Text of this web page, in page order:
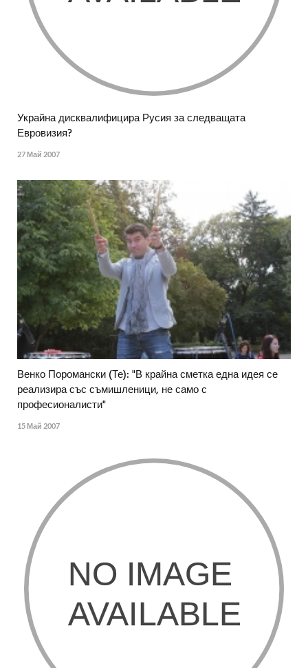
Украйна дисквалифицира Русия за следващата
Евровизия?
27 Май 2007
Венко Поромански (Те): "В крайна сметка една идея се
реализира със съмишленици, не само с
професионалисти"
15 Май 2007